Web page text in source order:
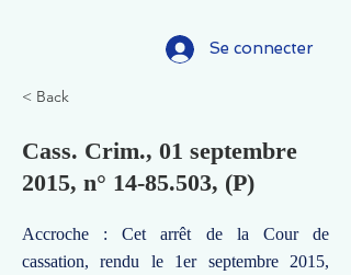
Se connecter
< Back
Cass. Crim., 01 septembre
2015, n° 14-85.503, (P)
Accroche : Cet arrêt de la Cour de
cassation, rendu le 1er septembre 2015,